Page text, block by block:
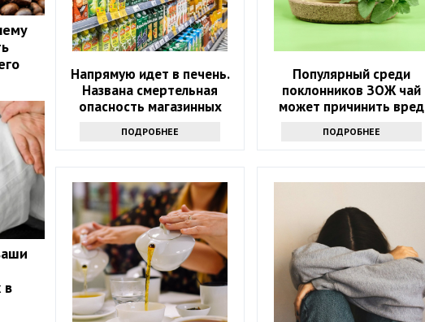
в
Напрямую идет в печень.
Названа смертельная
опасность магазинных
ПОДРОБНЕЕ
Популярный среди
поклонников ЗОЖ чай
может причинить вред
ПОДРОБНЕЕ